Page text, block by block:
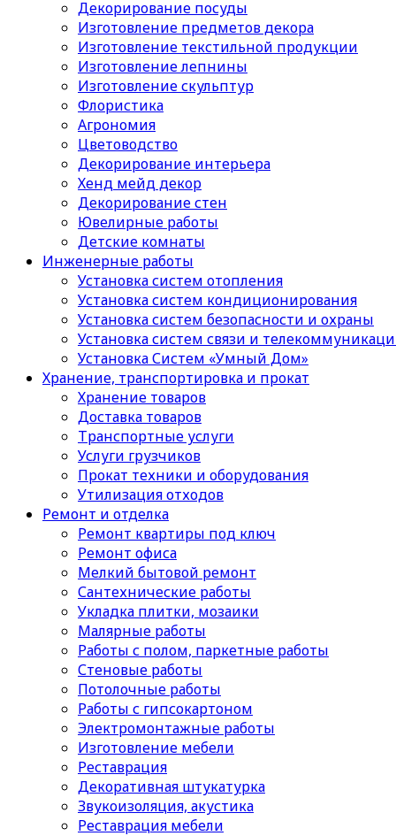
Декорирование посуды
Изготовление предметов декора
Изготовление текстильной продукции
Изготовление лепнины
Изготовление скульптур
Флористика
Агрономия
Цветоводство
Декорирование интерьера
Хенд мейд декор
Декорирование стен
Ювелирные работы
Детские комнаты
Инженерные работы
Установка систем отопления
Установка систем кондиционирования
Установка систем безопасности и охраны
Установка систем связи и
Установка Систем «Умный Дом»
Хранение, транспортировка и прокат
Хранение товаров
Доставка товаров
Транспортные услуги
Услуги грузчиков
Прокат техники и оборудования
Утилизация отходов
Ремонт и отделка
Ремонт квартиры под ключ
Ремонт офиса
Мелкий бытовой ремонт
Сантехнические работы
Укладка плитки, мозаики
Малярные работы
Работы с полом, паркетные работы
Стеновые работы
Потолочные работы
Работы с гипсокартоном
Электромонтажные работы
Изготовление мебели
Реставрация
Декоративная штукатурка
Звукоизоляция, акустика
Реставрация мебели